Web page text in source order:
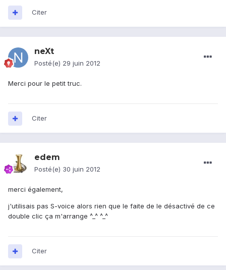
Citer
neXt
Posté(e) 29 juin 2012
Merci pour le petit truc.
Citer
edem
Posté(e) 30 juin 2012
merci également,
j'utilisais pas S-voice alors rien que le faite de le désactivé de ce
double clic ça m'arrange ^_^ ^_^
Citer